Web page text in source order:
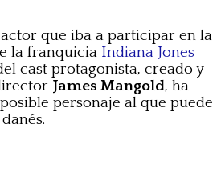
que iba a participar en la
la franquicia Indiana Jones
cast protagonista, creado y
James Mangold, ha
personaje al que puede